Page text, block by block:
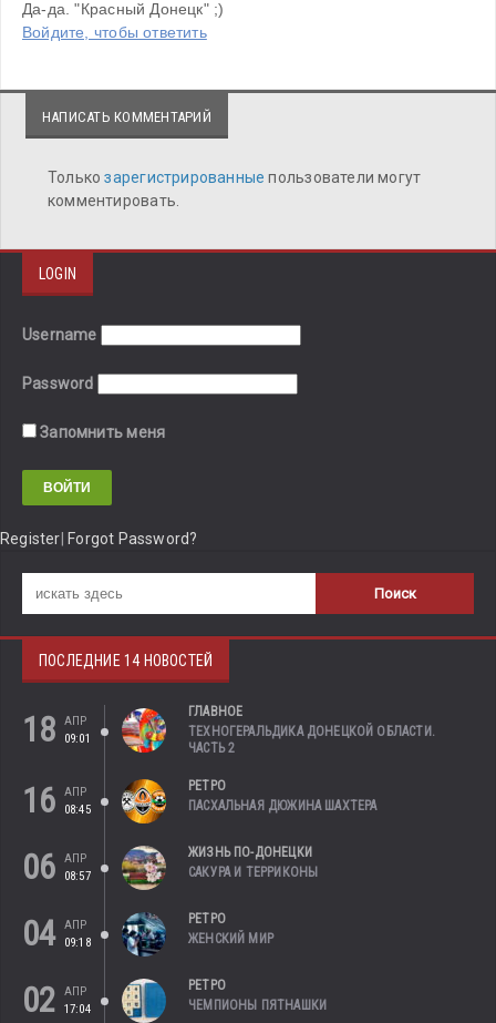
Да-да. "Красный Донецк" ;)
Войдите, чтобы ответить
НАПИСАТЬ КОММЕНТАРИЙ
Толькозарегистрированныепользователи могут
комментировать.
LOGIN
Username
Password
Запомнить меня
Register Forgot Password?
ПОСЛЕДНИЕ 14 НОВОСТЕЙ
18
АПР
09:01
ГЛАВНОЕ
ТЕХНОГЕРАЛЬДИКА ДОНЕЦКОЙ ОБЛАСТИ.
ЧАСТЬ 2
16
АПР
08:45
РЕТРО
ПАСХАЛЬНАЯ ДЮЖИНА ШАХТЕРА
06
АПР
08:57
ЖИЗНЬ ПО-ДОНЕЦКИ
САКУРА И ТЕРРИКОНЫ
04 АПР
09:18
РЕТРО
ЖЕНСКИЙ МИР
02
АПР
17:04
РЕТРО
ЧЕМПИОНЫ ПЯТНАШКИ